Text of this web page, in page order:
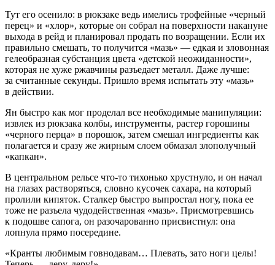
Тут его осенило: в рюкзаке ведь имелись трофейные «черный
перец» и «хлор», которые он собрал на поверхности накануне
выхода в рейд и планировал продать по возращении. Если их
правильно смешать, то получится «мазь» — едкая и зловонная
гелеобразная субстанция цвета «детской неожиданности»,
которая не хуже ржавчины разъедает металл. Даже лучше:
за считанные секунды. Пришло время испытать эту «мазь»
в действии.
Ян быстро как мог проделал все необходимые манипуляции:
извлек из рюкзака колбы, инструменты, растер горошины
«черного перца» в порошок, затем смешал ингредиенты как
полагается и сразу же жирным слоем обмазал злополучный
«капкан».
В центральном рельсе что-то тихонько хрустнуло, и он начал
на глазах растворяться, словно кусочек сахара, на который
пролили кипяток. Сталкер быстро выпростал ногу, пока ее
тоже не разъела чудодейственная «мазь». Присмотревшись
к подошве сапога, он разочарованно присвистнул: она
лопнула прямо посередине.
«Кранты любимым говнодавам… Плевать, зато ноги целы!